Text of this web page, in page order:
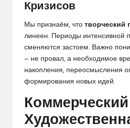
Кризисов
Мы признаём, что творческий
линеен. Периоды интенсивной
сменяются застоем. Важно
— не провал, а необходимое
накопления, переосмысления
формирования новых идей.